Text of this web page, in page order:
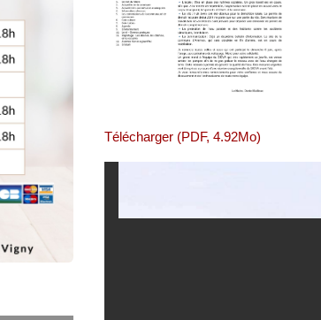
Télécharger (PDF, 4.92Mo)